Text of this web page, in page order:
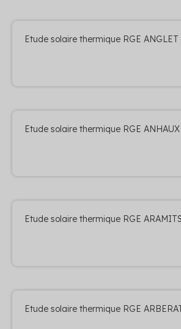
Etude solaire thermique RGE ANGLET
Etude solaire thermique RGE ANHAUX
Etude solaire thermique RGE ARAMITS
Etude solaire thermique RGE